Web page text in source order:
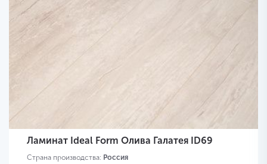
Ламинат Ideal Form Олива Галатея ID69
Страна производства: Россия